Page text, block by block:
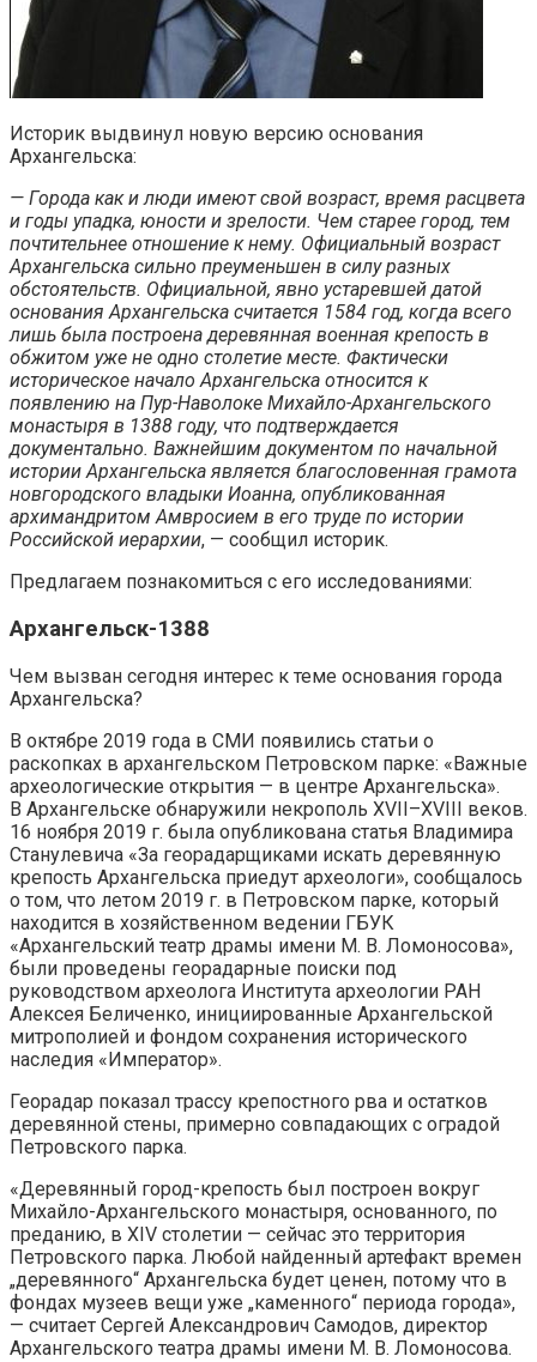
Историк выдвинул новую версию основания
Архангельска:
— Города как и люди имеют свой возраст, время расцвета
и годы упадка, юности и зрелости. Чем старее город, тем
почтительнее отношение к нему. Официальный возраст
Архангельска сильно преуменьшен в силу разных
обстоятельств. Официальной, явно устаревшей датой
основания Архангельска считается 1584 год, когда всего
лишь была построена деревянная военная крепость в
обжитом уже не одно столетие месте. Фактически
историческое начало Архангельска относится к
появлению на Пур-Наволоке Михайло-Архангельского
монастыря в 1388 году, что подтверждается
документально. Важнейшим документом по начальной
истории Архангельска является благословенная грамота
новгородского владыки Иоанна, опубликованная
архимандритом Амвросием в его труде по истории
Российской иерархии, — сообщил историк.
Предлагаем познакомиться с его исследованиями:
Архангельск-1388
Чем вызван сегодня интерес к теме основания города
Архангельска?
В октябре 2019 года в СМИ появились статьи о
раскопках в архангельском Петровском парке: «Важные
археологические открытия — в центре Архангельска».
В Архангельске обнаружили некрополь XVII–XVIII веков.
16 ноября 2019 г. была опубликована статья Владимира
Станулевича «За георадарщиками искать деревянную
крепость Архангельска приедут археологи», сообщалось
о том, что летом 2019 г. в Петровском парке, который
находится в хозяйственном ведении ГБУК
«Архангельский театр драмы имени М. В. Ломоносова»,
были проведены георадарные поиски под
руководством археолога Института археологии РАН
Алексея Беличенко, инициированные Архангельской
митрополией и фондом сохранения исторического
наследия «Император».
Георадар показал трассу крепостного рва и остатков
деревянной стены, примерно совпадающих с оградой
Петровского парка.
«Деревянный город-крепость был построен вокруг
Михайло-Архангельского монастыря, основанного, по
преданию, в XIV столетии — сейчас это территория
Петровского парка. Любой найденный артефакт времен
„деревянного“ Архангельска будет ценен, потому что в
фондах музеев вещи уже „каменного“ периода города»,
— считает Сергей Александрович Самодов, директор
Архангельского театра драмы имени М. В. Ломоносова.